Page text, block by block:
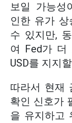
보일 가능성
인한 유가
수 있지만,
여 Fed가 더
USD를 지지
따라서 현재
확인 신호가
을 유지하고